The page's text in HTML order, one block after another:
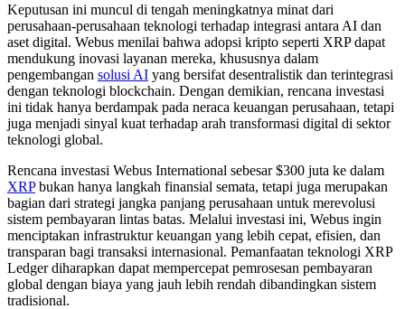
Keputusan ini muncul di tengah meningkatnya minat dari
perusahaan-perusahaan teknologi terhadap integrasi antara AI dan
aset digital. Webus menilai bahwa adopsi kripto seperti XRP dapat
mendukung inovasi layanan mereka, khususnya dalam
pengembangan solusi AI yang bersifat desentralistik dan terintegrasi
dengan teknologi blockchain. Dengan demikian, rencana investasi
ini tidak hanya berdampak pada neraca keuangan perusahaan, tetapi
juga menjadi sinyal kuat terhadap arah transformasi digital di sektor
teknologi global.
Rencana investasi Webus International sebesar $300 juta ke dalam
XRPbukan hanya langkah finansial semata, tetapi juga merupakan
bagian dari strategi jangka panjang perusahaan untuk merevolusi
sistem pembayaran lintas batas. Melalui investasi ini, Webus ingin
menciptakan infrastruktur keuangan yang lebih cepat, efisien, dan
transparan bagi transaksi internasional. Pemanfaatan teknologi XRP
Ledger diharapkan dapat mempercepat pemrosesan pembayaran
global dengan biaya yang jauh lebih rendah dibandingkan sistem
tradisional.